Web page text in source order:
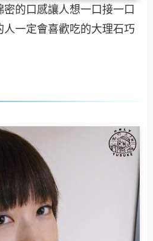
的口感讓人想一口接一口
人一定會喜歡吃的大理石巧